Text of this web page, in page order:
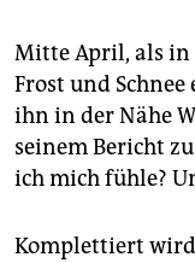
veranstaltungen
shop
fragen & hilfe
abo
Mitte April, als in
Frost und
ihn in der Nähe
seinem Bericht
ich mich fühle?
Komplettiert